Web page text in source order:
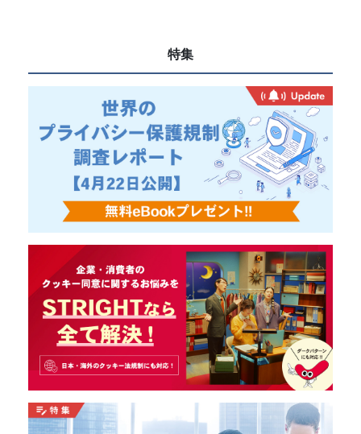
特集